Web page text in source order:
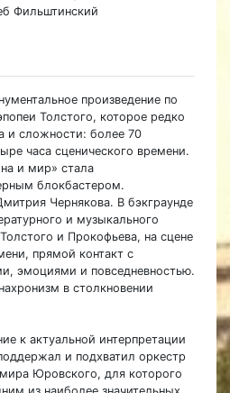
Фильштинский
произведение по
Толстого, которое редко
и сложности: более 70
часа сценического времени.
и мир» стала
блокбастером.
Чернякова. В бэкграунде
и музыкального
и Прокофьева, на сцене
прямой контакт с
эмоциями и повседневностью.
в столкновении
к актуальной интерпретации
и подхватил оркестр
Юровского, для которого